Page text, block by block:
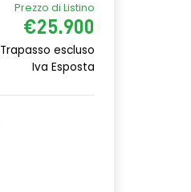
Prezzo di Listino
€25.900
Trapasso escluso
Iva Esposta